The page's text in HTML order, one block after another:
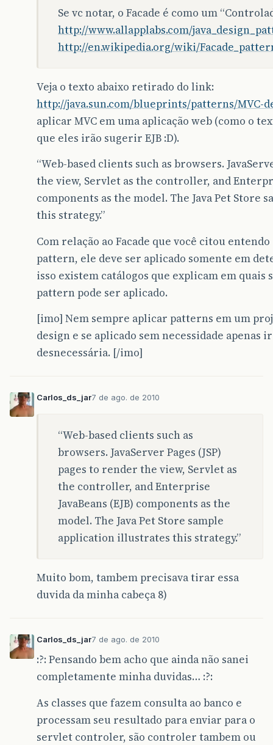
Se vc notar, o Facade é como um
http://www.allapplabs.com/
http://en.wikipedia.org/wiki/
Veja o texto abaixo retirado do link:
http://java.sun.com/blueprints/patterns/MVC-
aplicar MVC em uma aplicação web (como o
que eles irão sugerir EJB :D).
“Web-based clients such as browsers.
the view, Servlet as the controller, and
components as the model. The Java Pet
this strategy.”
Com relação ao Facade que você citou
pattern, ele deve ser aplicado somente em
isso existem catálogos que explicam em
pattern pode ser aplicado.
[imo] Nem sempre aplicar patterns em um
design e se aplicado sem necessidade apenas
desnecessária. [/imo]
Carlos_ds_jar7 de ago. de 2010
“Web-based clients such as
browsers. JavaServer Pages (JSP)
pages to render the view, Servlet as
the controller, and Enterprise
JavaBeans (EJB) components as the
model. The Java Pet Store sample
application illustrates this strategy.”
Muito bom, tambem precisava tirar essa
duvida da minha cabeça 8)
Carlos_ds_jar7 de ago. de 2010
:?: Pensando bem acho que ainda não sanei
completamente minha duvidas… :?:
As classes que fazem consulta ao banco e
processam seu resultado para enviar para o
servlet controler, são controler tambem ou